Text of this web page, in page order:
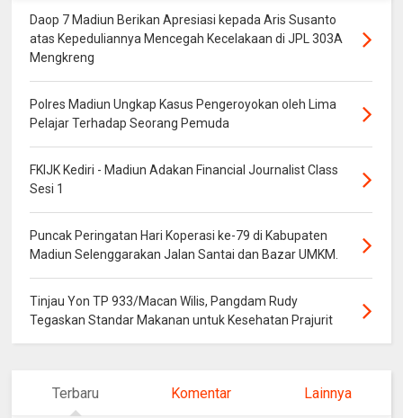
Daop 7 Madiun Berikan Apresiasi kepada Aris Susanto
atas Kepeduliannya Mencegah Kecelakaan di JPL 303A
Mengkreng
Polres Madiun Ungkap Kasus Pengeroyokan oleh Lima
Pelajar Terhadap Seorang Pemuda
FKIJK Kediri - Madiun Adakan Financial Journalist Class
Sesi 1
Puncak Peringatan Hari Koperasi ke-79 di Kabupaten
Madiun Selenggarakan Jalan Santai dan Bazar UMKM.
Tinjau Yon TP 933/Macan Wilis, Pangdam Rudy
Tegaskan Standar Makanan untuk Kesehatan Prajurit
Terbaru Komentar Lainnya